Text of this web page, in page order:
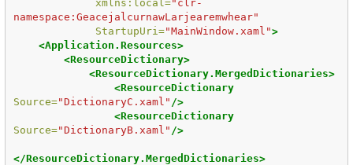
xmlns:local="clr-
namespace:GeacejalcurnawLarjearemwhear"
StartupUri="MainWindow.xaml">
<Application.Resources>
<ResourceDictionary>
<ResourceDictionary.MergedDictionaries>
<ResourceDictionary
Source="DictionaryC.xaml" />
<ResourceDictionary
Source="DictionaryB.xaml" />
</ResourceDictionary.MergedDictionaries>